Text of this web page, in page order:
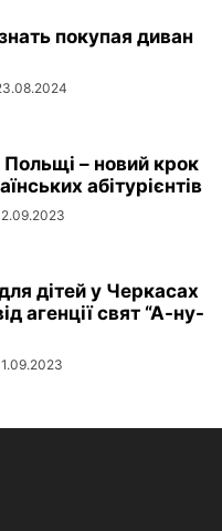
покупая диван
– новий крок
абітурієнтів
дітей у Черкасах
агенції свят “А-ну-